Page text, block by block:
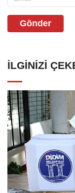
Gönder
İLGINIZI